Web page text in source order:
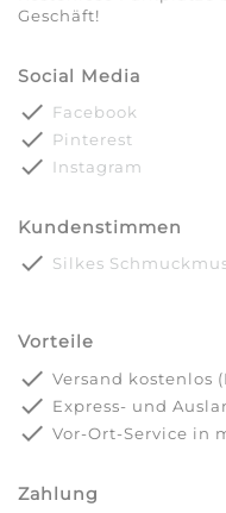
Geschäft!
Social Media
done Facebook
done Pinterest
done Instagram
Kundenstimmen
done Silkes
Vorteile
done Versand kostenlos
done Express- und
done Vor-Ort-Service in
Zahlung